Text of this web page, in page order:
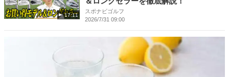
17:11
スポナビゴルフ
2026/7/31 09:00